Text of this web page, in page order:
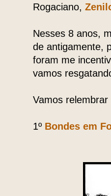
Rogaciano,
Nesses 8 anos,
de antigamente,
foram me
vamos
Vamos
1º Bondes em